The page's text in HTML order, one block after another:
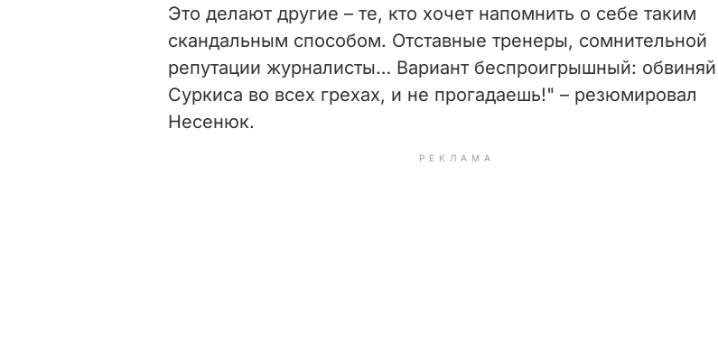
Это делают другие – те, кто хочет напомнить о себе таким
скандальным способом. Отставные тренеры, сомнительной
репутации журналисты… Вариант беспроигрышный: обвиняй
Суркиса во всех грехах, и не прогадаешь!" – резюмировал
Несенюк.
РЕКЛАМА